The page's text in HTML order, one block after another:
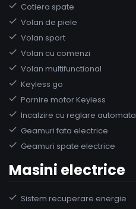
Cotiera spate
Volan de piele
Volan sport
Volan cu comenzi
Volan multifunctional
Keyless go
Pornire motor Keyless
Incalzire cu reglare automata
Geamuri fata electrice
Geamuri spate electrice
Masini electrice
Sistem recuperare energie